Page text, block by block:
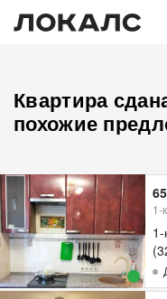
Квартира
похожие
1-